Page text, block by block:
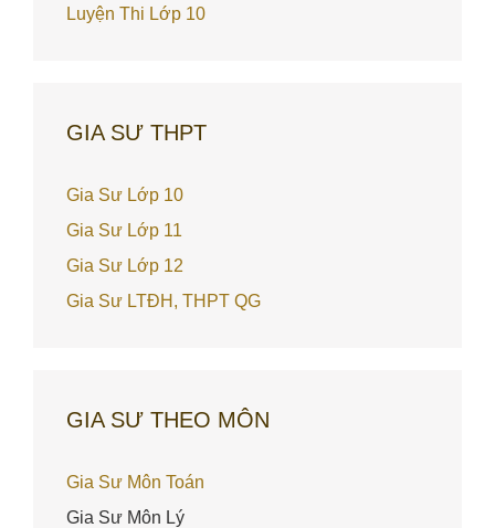
Luyện Thi Lớp 10
GIA SƯ THPT
Gia Sư Lớp 10
Gia Sư Lớp 11
Gia Sư Lớp 12
Gia Sư LTĐH, THPT QG
GIA SƯ THEO MÔN
Gia Sư Môn Toán
Gia Sư Môn Lý